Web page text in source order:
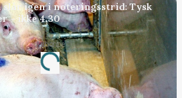
slår igen i noteringsstrid: Tysk
– ikke 4,30
Annonce
Loading...